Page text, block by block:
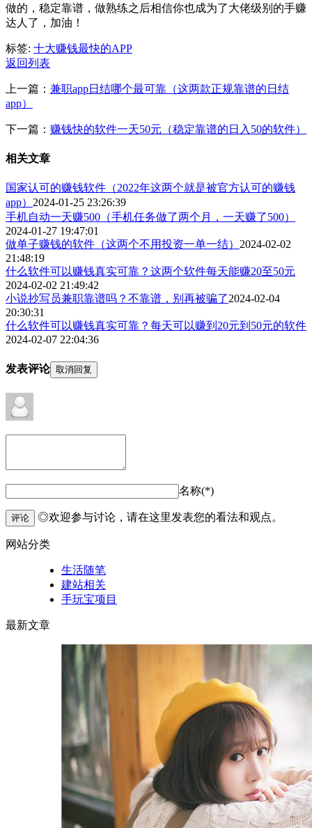
做的，稳定靠谱，做熟练之后相信你也成为了大佬级别的手赚
达人了，加油！
标签: 十大赚钱最快的APP
返回列表
上一篇： 兼职app日结哪个最可靠（这两款正规靠谱的日结
app）
下一篇： 赚钱快的软件一天50元（稳定靠谱的日入50的软件）
相关文章
国家认可的赚钱软件（2022年这两个就是被官方认可的赚钱
app） 2024-01-25 23:26:39
手机自动一天赚500（手机任务做了两个月，一天赚了500）
2024-01-27 19:47:01
​做单子赚钱的软件（这两个不用投资一单一结） 2024-02-02
21:48:19
​什么软件可以赚钱真实可靠？这两个软件每天能赚20至50元
2024-02-02 21:49:42
小说抄写员兼职靠谱吗？不靠谱，别再被骗了2024-02-04
20:30:31
什么软件可以赚钱真实可靠？每天可以赚到20元到50元的软件
2024-02-07 22:04:36
发表评论 取消回复
名称(*)
评论 ◎欢迎参与讨论，请在这里发表您的看法和观点。
网站分类
生活随笔
建站相关
手玩宝项目
最新文章